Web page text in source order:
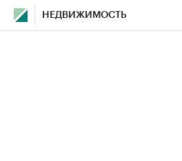
НЕДВИЖИМОСТЬ